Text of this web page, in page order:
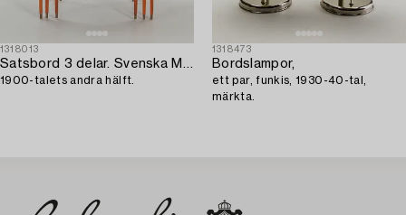
1318013
1900-talets andra hälft.
1318473
Bordslampor,
ett par, funkis, 1930-40-tal,
märkta.